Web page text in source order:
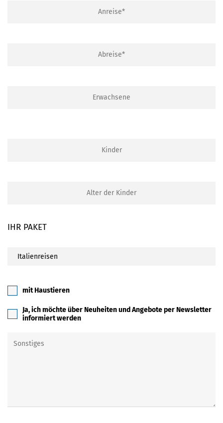
IHR PAKET
mit Haustieren
Ja, ich möchte über Neuheiten und Angebote per Newsletter
informiert werden